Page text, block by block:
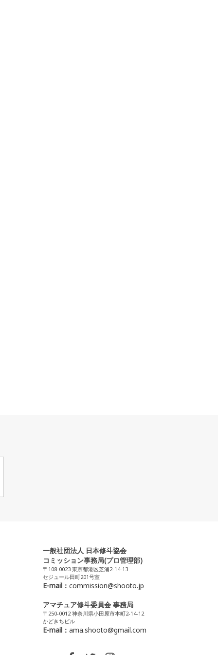
一般社団法人 日本修斗協会
コミッション事務局(プロ管理部)
〒108-0023 東京都港区芝浦2-14-13
セジュール田町201号室
E-mail： commission@shooto.jp
アマチュア修斗委員会 事務局
〒250-0012 神奈川県小田原市本町2-14-12
かどきちビル
E-mail： ama.shooto@gmail.com